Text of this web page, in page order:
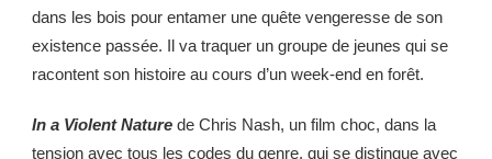
dans les bois pour entamer une quête vengeresse de son
existence passée. Il va traquer un groupe de jeunes qui se
racontent son histoire au cours d’un week-end en forêt.
In a Violent Nature de Chris Nash, un film choc, dans la
tension avec tous les codes du genre, qui se distingue avec